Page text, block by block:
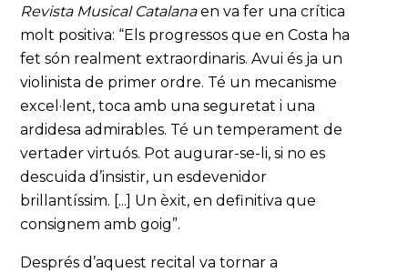
Revista Musical Catalanaen va fer una crítica
molt positiva: “Els progressos que en Costa ha
fet són realment extraordinaris. Avui és ja un
violinista de primer ordre. Té un mecanisme
excel·lent, toca amb una seguretat i una
ardidesa admirables. Té un temperament de
vertader virtuós. Pot augurar-se-li, si no es
descuida d’insistir, un esdevenidor
brillantíssim. [...] Un èxit, en definitiva que
consignem amb goig”.
Després d’aquest recital va tornar a